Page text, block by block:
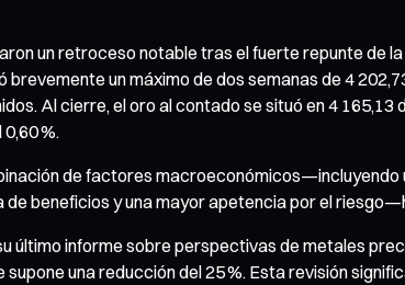
un retroceso notable tras el fuerte repunte de
un máximo de dos semanas de 4
Al cierre, el oro al contado se situó en 4 165,13
%.
de factores
de beneficios y una mayor apetencia por el
último informe sobre perspectivas de metales
una reducción del 25 %. Esta revisión